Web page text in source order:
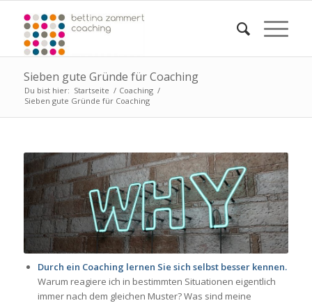
Sieben gute Gründe für Coaching
Du bist hier: Startseite / Coaching /
Sieben gute Gründe für Coaching
Durch ein Coaching lernen Sie sich selbst besser kennen.
Warum reagiere ich in bestimmten Situationen eigentlich
immer nach dem gleichen Muster? Was sind meine